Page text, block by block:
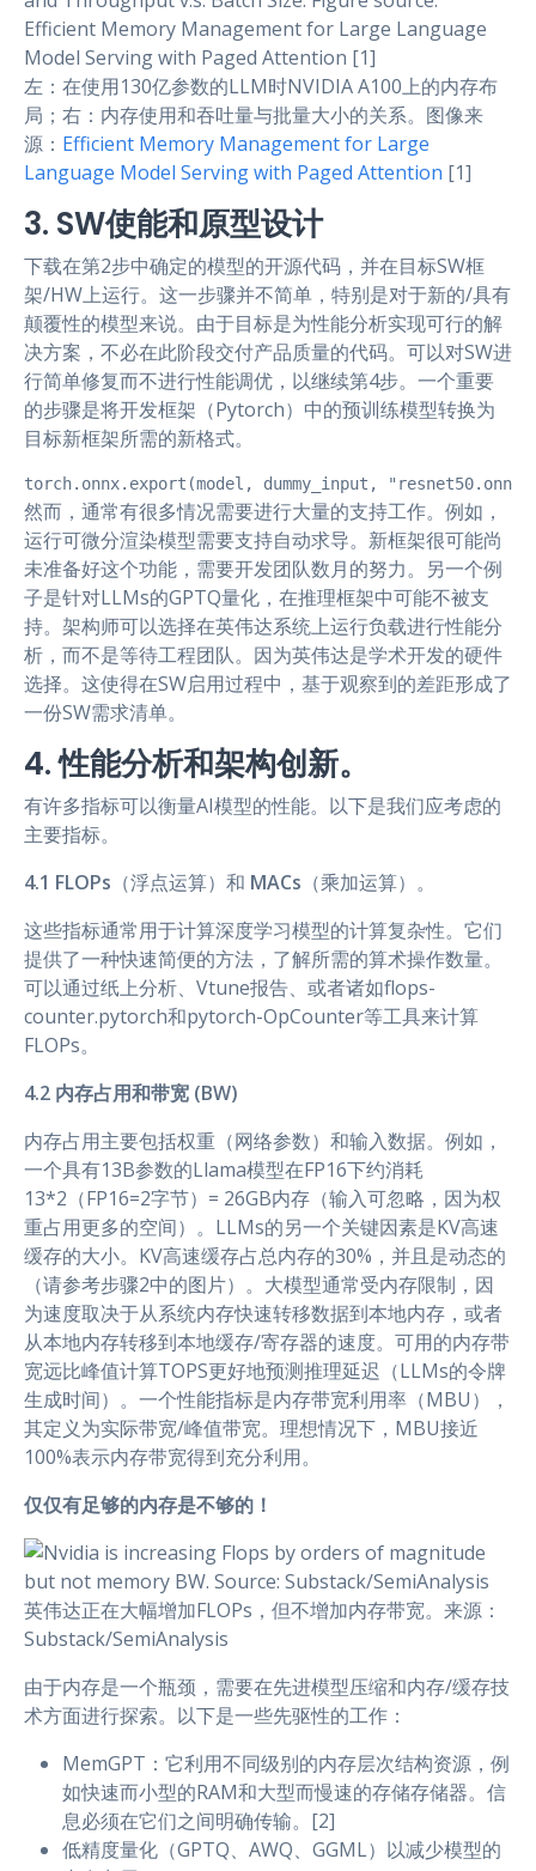
左：在使用130亿参数的LLM时NVIDIA A100上的内存布
局；右：内存使用和吞吐量与批量大小的关系。图像来
源： Efficient Memory Management for Large
Language Model Serving with Paged Attention [1]
3. SW使能和原型设计
下载在第2步中确定的模型的开源代码，并在目标SW框
架/HW上运行。这一步骤并不简单，特别是对于新的/具有
颠覆性的模型来说。由于目标是为性能分析实现可行的解
决方案，不必在此阶段交付产品质量的代码。可以对SW进
行简单修复而不进行性能调优，以继续第4步。一个重要
的步骤是将开发框架（Pytorch）中的预训练模型转换为
目标新框架所需的新格式。
torch.onnx.export(model, dummy_input, "resnet50.onnx",
然而，通常有很多情况需要进行大量的支持工作。例如，
运行可微分渲染模型需要支持自动求导。新框架很可能尚
未准备好这个功能，需要开发团队数月的努力。另一个例
子是针对LLMs的GPTQ量化，在推理框架中可能不被支
持。架构师可以选择在英伟达系统上运行负载进行性能分
析，而不是等待工程团队。因为英伟达是学术开发的硬件
选择。这使得在SW启用过程中，基于观察到的差距形成了
一份SW需求清单。
4. 性能分析和架构创新。
有许多指标可以衡量AI模型的性能。以下是我们应考虑的
主要指标。
4.1 FLOPs （浮点运算）和 MACs （乘加运算）。
这些指标通常用于计算深度学习模型的计算复杂性。它们
提供了一种快速简便的方法，了解所需的算术操作数量。
可以通过纸上分析、Vtune报告、或者诸如flops-
counter.pytorch和pytorch-OpCounter等工具来计算
FLOPs。
4.2 内存占用和带宽 (BW)
内存占用主要包括权重（网络参数）和输入数据。例如，
一个具有13B参数的Llama模型在FP16下约消耗
13*2（FP16=2字节）= 26GB内存（输入可忽略，因为权
重占用更多的空间）。LLMs的另一个关键因素是KV高速
缓存的大小。KV高速缓存占总内存的30%，并且是动态的
（请参考步骤2中的图片）。大模型通常受内存限制，因
为速度取决于从系统内存快速转移数据到本地内存，或者
从本地内存转移到本地缓存/寄存器的速度。可用的内存带
宽远比峰值计算TOPS更好地预测推理延迟（LLMs的令牌
生成时间）。一个性能指标是内存带宽利用率（MBU），
其定义为实际带宽/峰值带宽。理想情况下，MBU接近
100%表示内存带宽得到充分利用。
仅仅有足够的内存是不够的！
英伟达正在大幅增加FLOPs，但不增加内存带宽。来源：
Substack/SemiAnalysis
由于内存是一个瓶颈，需要在先进模型压缩和内存/缓存技
术方面进行探索。以下是一些先驱性的工作：
MemGPT：它利用不同级别的内存层次结构资源，例
如快速而小型的RAM和大型而慢速的存储存储器。信
息必须在它们之间明确传输。[2]
低精度量化（GPTQ、AWQ、GGML）以减少模型的